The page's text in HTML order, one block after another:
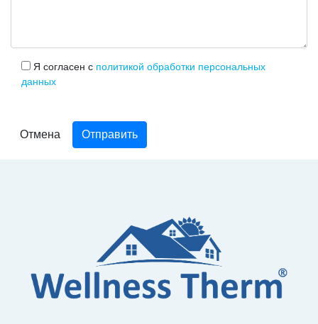
Я согласен с политикой обработки персональных
данных
Отмена Отправить